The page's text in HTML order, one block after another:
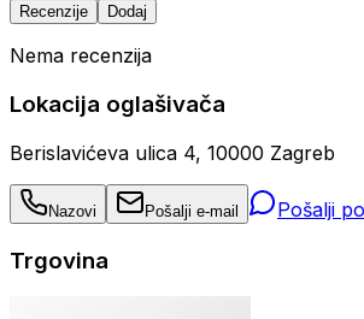
Recenzije Dodaj
Nema recenzija
Lokacija oglašivača
Berislavićeva ulica 4, 10000 Zagreb
Nazovi Pošalji e-mail Pošalji
Trgovina